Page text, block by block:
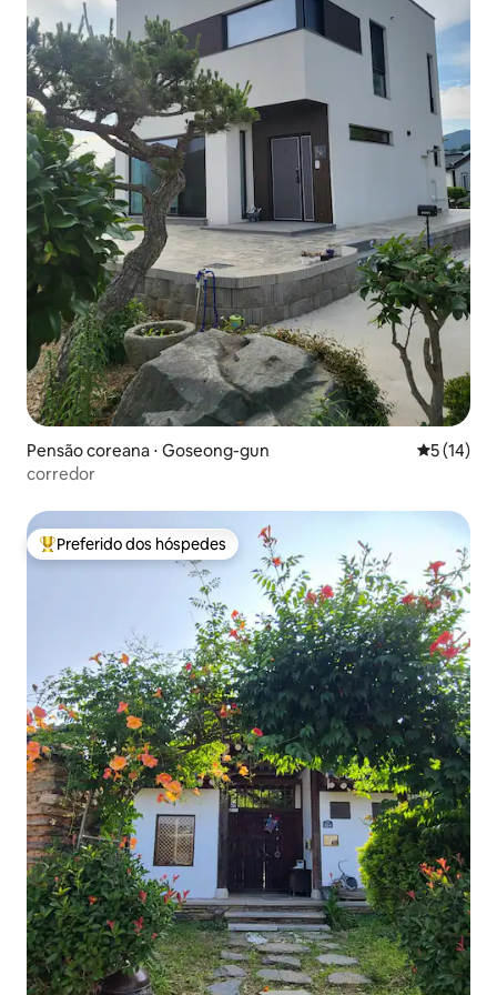
Pensão coreana ⋅ Goseong-gun 5 de uma
5 (14)
corredor
Entre os melhores preferidos dos hóspedes
Preferido dos hóspedes